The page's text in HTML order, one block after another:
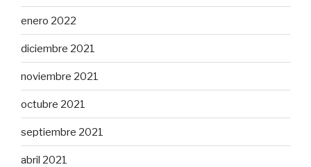
enero 2022
diciembre 2021
noviembre 2021
octubre 2021
septiembre 2021
abril 2021